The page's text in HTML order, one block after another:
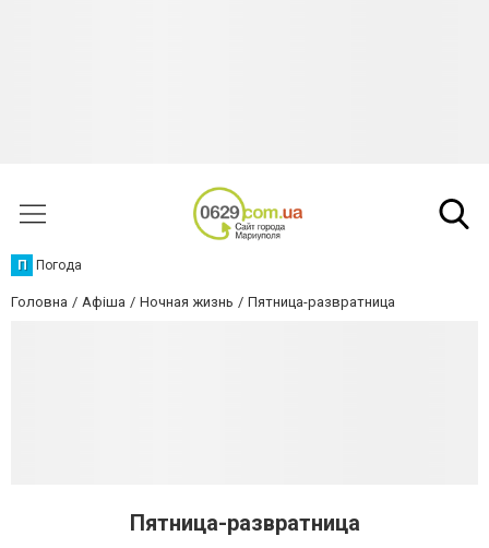
П Погода
Головна Афіша Ночная жизнь Пятница-развратница
Пятница-развратница